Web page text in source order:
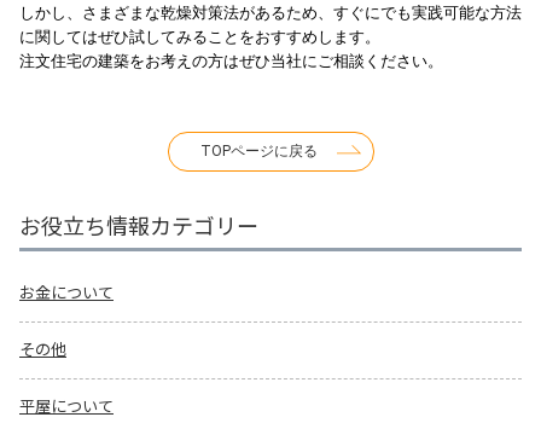
しかし、さまざまな乾燥対策法があるため、すぐにでも実践可能な方法
に関してはぜひ試してみることをおすすめします。
注文住宅の建築をお考えの方はぜひ当社にご相談ください。
TOPページに戻る
お役立ち情報カテゴリー
お金について
その他
平屋について